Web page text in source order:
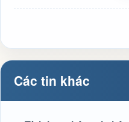
Các tin khác